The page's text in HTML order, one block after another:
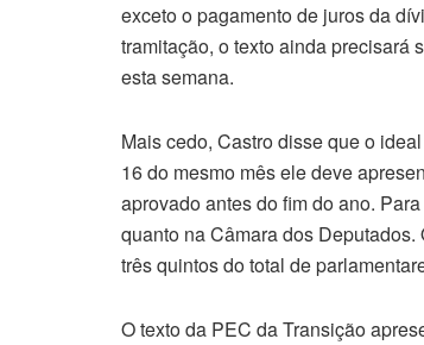
exceto o pagamento de juros da
tramitação, o texto ainda precisará
esta semana.
Mais cedo, Castro disse que o
16 do mesmo mês ele deve
aprovado antes do fim do ano.
quanto na Câmara dos
três quintos do total de
O texto da PEC da Transição